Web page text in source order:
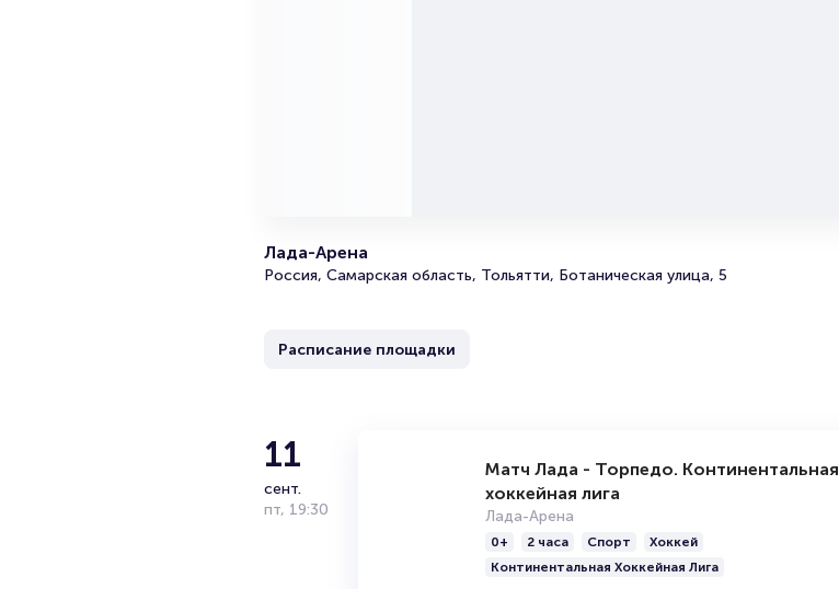
Лада-Арена
Россия, Самарская область, Тольятти, Ботаническая улица, 5
Расписание площадки
11
сент.
пт, 19:30
Матч Лада - Торпедо. Континентальная
хоккейная лига
Лада-Арена
0+ 2 часа Спорт
Хоккей
Континентальная Хоккейная Лига